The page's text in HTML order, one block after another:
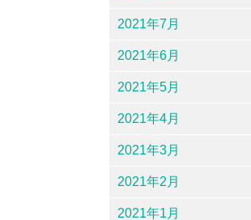
2021年7月
2021年6月
2021年5月
2021年4月
2021年3月
2021年2月
2021年1月